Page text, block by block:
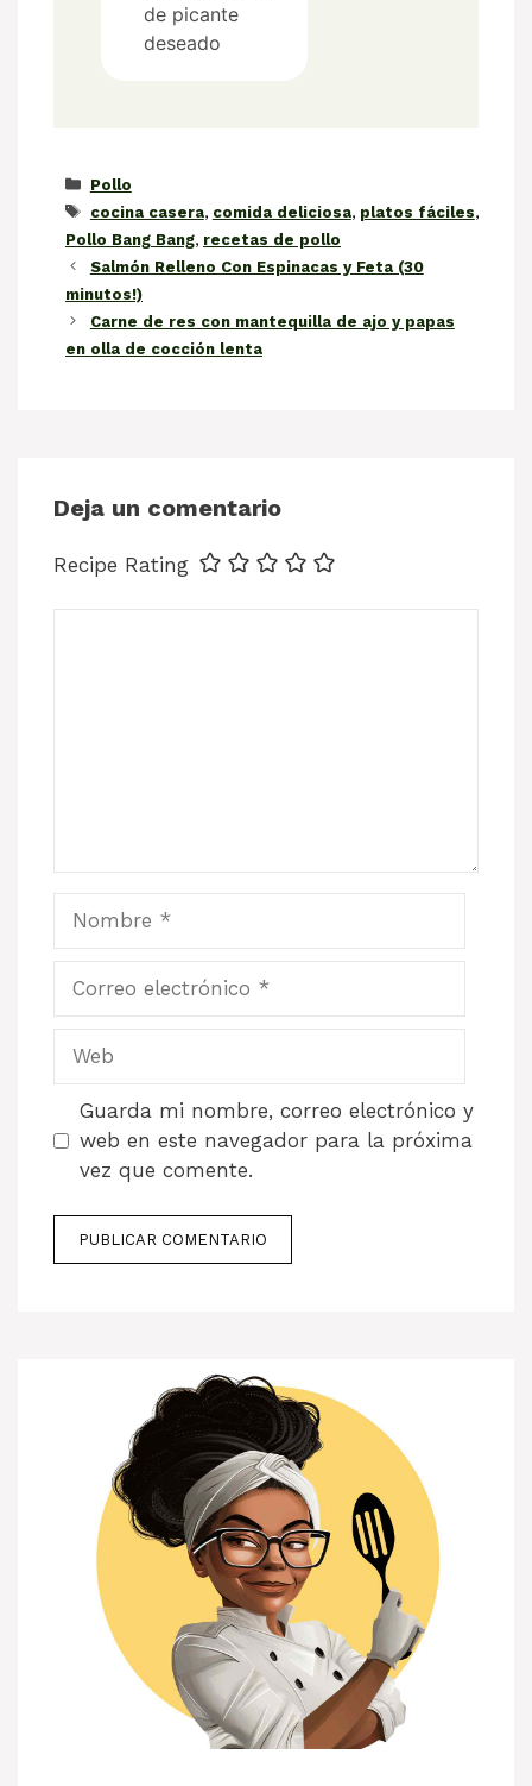
de picante
deseado
Categorías
Pollo
Etiquetas
cocina casera, comida deliciosa, platos fáciles,
Pollo Bang Bang, recetas de pollo
Salmón Relleno Con Espinacas y Feta (30
minutos!)
Carne de res con mantequilla de ajo y papas
en olla de cocción lenta
Deja un comentario
Recipe Rating
electrónico
Guarda mi nombre, correo electrónico y
web en este navegador para la próxima
vez que comente.